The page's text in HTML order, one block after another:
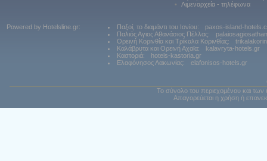
•
Λιμεναρχεία - τηλέφωνα
Powered by Hotelsline.gr: Παξοί, το διαμάντι του Ιονίου:
paxos-island-
Παλιός Αγιος Αθανάσιος Πέλλας:
Ορεινή Κορινθία και Τρίκαλα Κορινθίας:
Καλάβρυτα και Ορεινή Αχαϊα:
kalavryta-hotels.gr
Καστοριά:
hotels-kastoria.gr
Ελαφόνησος Λακωνίας:
elafonisos-hotels.gr
Το σύνολο του περιεχομένου και των
Απαγορεύεται η χρήση ή